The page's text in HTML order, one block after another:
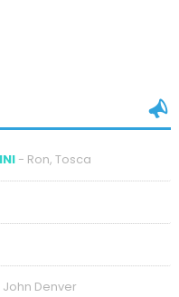
- Ron, Tosca
Denver